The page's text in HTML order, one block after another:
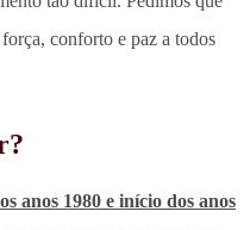
conforto e paz a todos
anos 1980 e início dos anos